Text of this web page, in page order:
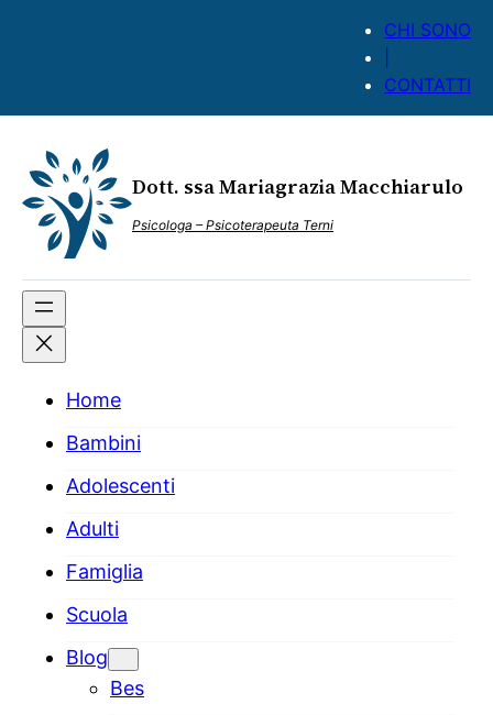
CHI SONO
CONTATTI
Dott. ssa Mariagrazia Macchiarulo
Psicologa – Psicoterapeuta Terni
Home
Bambini
Adolescenti
Adulti
Famiglia
Scuola
Blog
Bes